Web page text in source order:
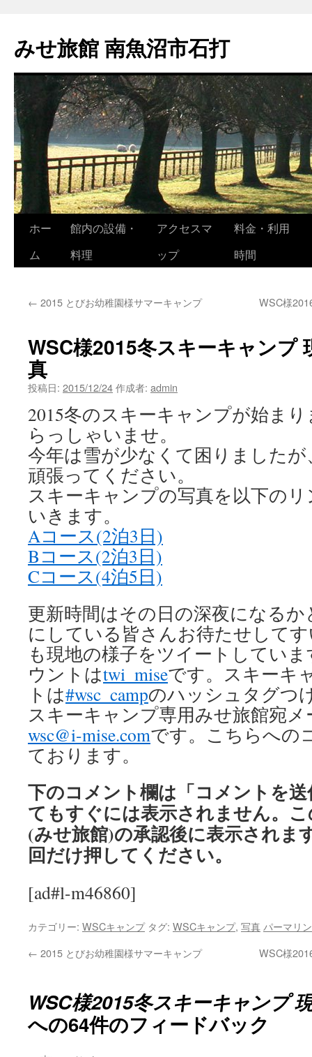
テ
ン
ス
キ
ッ
プ
みせ旅館 南魚沼市石打
ホー
ム
館内の設備・
料理
アクセスマ
ップ
料金・利用
時間
← 2015 とびお幼稚園様サマーキャンプ WSC様
WSC様2015冬スキーキャンプ
真
投稿日: 2015/12/24作成者: admin
2015冬のスキーキャンプが始ま
らっしゃいませ。
今年は雪が少なくて困りました
頑張ってください。
スキーキャンプの写真を以下の
いきます。
Aコース(2泊3日)
Bコース(2泊3日)
Cコース(4泊5日)
更新時間はその日の深夜になる
にしている皆さんお待たせして
も現地の様子をツイートしてい
ウントはtwi_miseです。スキーキ
トは#wsc_campのハッシュタグつ
スキーキャンプ専用みせ旅館宛
wsc@i-mise.comです。こちらへの
ております。
下のコメント欄は「コメントを
てもすぐには表示されません。
(みせ旅館)の承認後に表示されま
回だけ押してください。
[ad#l-m46860]
カテゴリー: WSCキャンプタグ: WSCキャンプ, 写真 パーマリ
← 2015 とびお幼稚園様サマーキャンプ WSC様
WSC様2015冬スキーキャンプ
への64件のフィードバック